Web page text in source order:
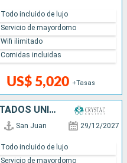
US$ 5,020 +Tasas
Todo incluido de lujo
Servicio de mayordomo
Wifi ilimitado
Comidas incluidas
REPÚBLICA DOMINICANA, ESTADOS UNIDOS, MÉXICO, SANTA LUCIA, ISLAS CAIMÁN, PUERTO RICO, JAMAICA
San Juan 29/12/2027
Todo incluido de lujo
Servicio de mayordomo